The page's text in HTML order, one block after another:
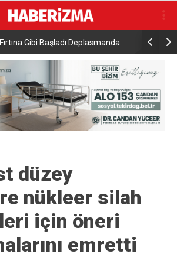
DTSO Meclisi’nden siyasi parti liderlerine
düzey
nükleer silah
için öneri
emretti